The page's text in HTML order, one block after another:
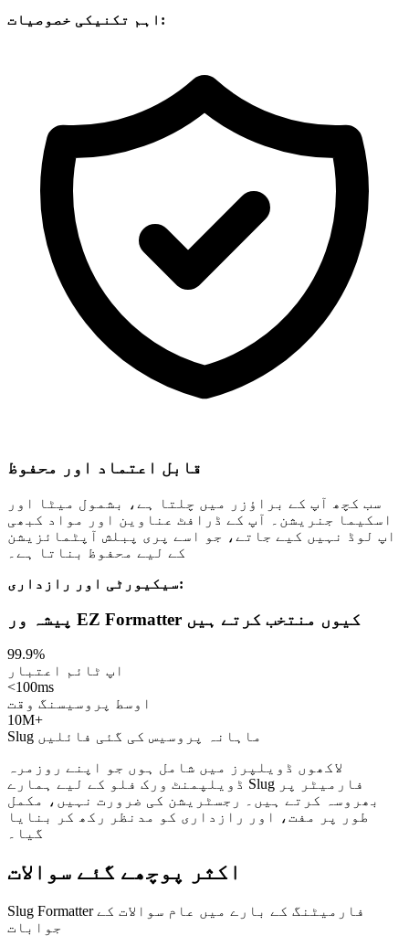
اہم تکنیکی خصوصیات:
قابل اعتماد اور محفوظ
سب کچھ آپ کے براؤزر میں چلتا ہے، بشمول میٹا اور
اسکیما جنریشن۔ آپ کے ڈرافٹ عناوین اور مواد کبھی
اپ لوڈ نہیں کیے جاتے، جو اسے پری پبلش آپٹمائزیشن
کے لیے محفوظ بناتا ہے۔
سیکیورٹی اور رازداری:
پیشہ ور EZ Formatter کیوں منتخب کرتے ہیں
99.9%
اپ ٹائم اعتبار
<100ms
اوسط پروسیسنگ وقت
10M+
Slug ماہانہ پروسیس کی گئی فائلیں
لاکھوں ڈویلپرز میں شامل ہوں جو اپنے روزمرہ
ڈویلپمنٹ ورک فلو کے لیے ہمارے Slug فارمیٹر پر
بھروسہ کرتے ہیں۔ رجسٹریشن کی ضرورت نہیں، مکمل
طور پر مفت، اور رازداری کو مدنظر رکھ کر بنایا
گیا۔
اکثر پوچھے گئے سوالات
Slug Formatter فارمیٹنگ کے بارے میں عام سوالات کے
جوابات